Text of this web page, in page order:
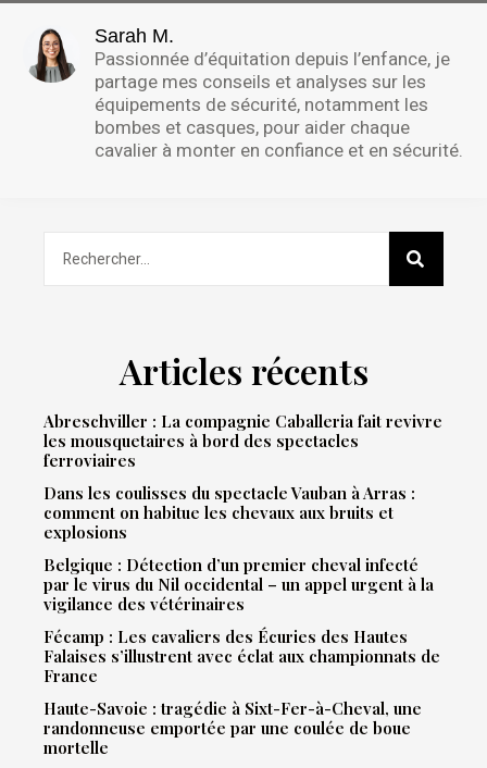
Sarah M.
Passionnée d’équitation depuis l’enfance, je
partage mes conseils et analyses sur les
équipements de sécurité, notamment les
bombes et casques, pour aider chaque
cavalier à monter en confiance et en sécurité.
Articles récents
Abreschviller : La compagnie Caballeria fait revivre
les mousquetaires à bord des spectacles
ferroviaires
Dans les coulisses du spectacle Vauban à Arras :
comment on habitue les chevaux aux bruits et
explosions
Belgique : Détection d’un premier cheval infecté
par le virus du Nil occidental – un appel urgent à la
vigilance des vétérinaires
Fécamp : Les cavaliers des Écuries des Hautes
Falaises s’illustrent avec éclat aux championnats de
France
Haute-Savoie : tragédie à Sixt-Fer-à-Cheval, une
randonneuse emportée par une coulée de boue
mortelle